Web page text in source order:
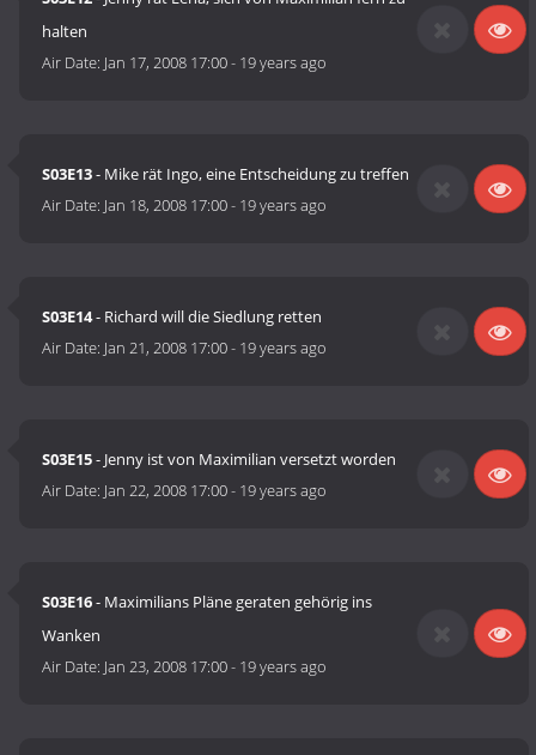
halten
Air Date: Jan 17, 2008 17:00- 19 years ago
S03E13- Mike rät Ingo, eine Entscheidung zu treffen
Air Date: Jan 18, 2008 17:00- 19 years ago
S03E14- Richard will die Siedlung retten
Air Date: Jan 21, 2008 17:00- 19 years ago
S03E15- Jenny ist von Maximilian versetzt worden
Air Date: Jan 22, 2008 17:00- 19 years ago
S03E16- Maximilians Pläne geraten gehörig ins
Wanken
Air Date: Jan 23, 2008 17:00- 19 years ago